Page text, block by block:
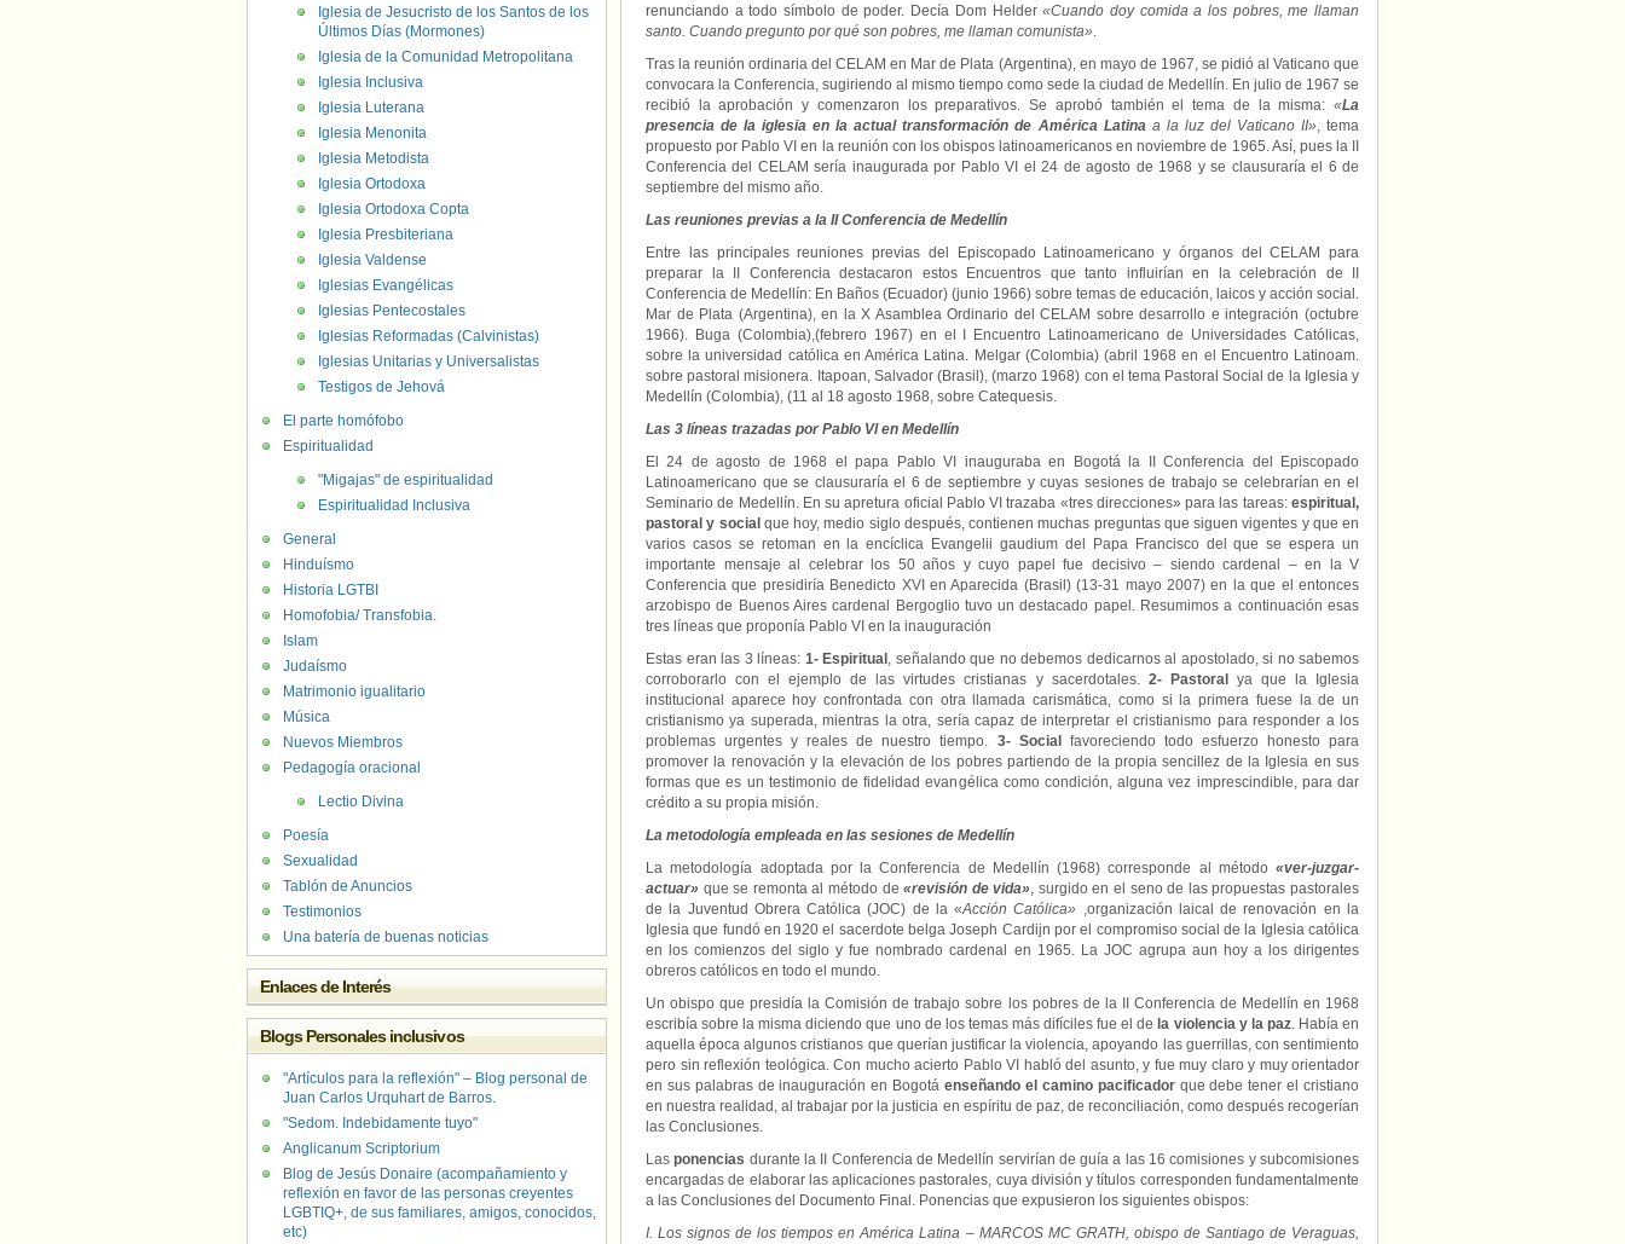
renunciando a todo símbolo de poder. Decía Dom Helder«Cuando doy comida a los pobres, me llaman
santo. Cuando pregunto por qué son pobres, me llaman comunista».
Tras la reunión ordinaria del CELAM en Mar de Plata (Argentina), en mayo de 1967, se pidió al Vaticano que
convocara la Conferencia, sugiriendo al mismo tiempo como sede la ciudad de Medellín. En julio de 1967 se
recibió la aprobación y comenzaron los preparativos. Se aprobó también el tema de la misma: «La
presencia de la iglesia en la actual transformación de América Latinaa la luz del Vaticano II», tema
propuesto por Pablo VI en la reunión con los obispos latinoamericanos en noviembre de 1965. Así, pues la II
Conferencia del CELAM sería inaugurada por Pablo VI el 24 de agosto de 1968 y se clausuraría el 6 de
septiembre del mismo año.
Las reuniones previas a la II Conferencia de Medellín
Entre las principales reuniones previas del Episcopado Latinoamericano y órganos del CELAM para
preparar la II Conferencia destacaron estos Encuentros que tanto influirían en la celebración de II
Conferencia de Medellín: En Baños (Ecuador) (junio 1966) sobre temas de educación, laicos y acción social.
Mar de Plata (Argentina), en la X Asamblea Ordinario del CELAM sobre desarrollo e integración (octubre
1966). Buga (Colombia),(febrero 1967) en el I Encuentro Latinoamericano de Universidades Católicas,
sobre la universidad católica en América Latina. Melgar (Colombia) (abril 1968 en el Encuentro Latinoam.
sobre pastoral misionera. Itapoan, Salvador (Brasil), (marzo 1968) con el tema Pastoral Social de la Iglesia y
Medellín (Colombia), (11 al 18 agosto 1968, sobre Catequesis.
Las 3 líneas trazadas por Pablo VI en Medellín
El 24 de agosto de 1968 el papa Pablo VI inauguraba en Bogotá la II Conferencia del Episcopado
Latinoamericano que se clausuraría el 6 de septiembre y cuyas sesiones de trabajo se celebrarían en el
Seminario de Medellín. En su apretura oficial Pablo VI trazaba «tres direcciones» para las tareas: espiritual,
pastoral y social que hoy, medio siglo después, contienen muchas preguntas que siguen vigentes y que en
varios casos se retoman en la encíclica Evangelii gaudium del Papa Francisco del que se espera un
importante mensaje al celebrar los 50 años y cuyo papel fue decisivo – siendo cardenal – en la V
Conferencia que presidiría Benedicto XVI en Aparecida (Brasil) (13-31 mayo 2007) en la que el entonces
arzobispo de Buenos Aires cardenal Bergoglio tuvo un destacado papel. Resumimos a continuación esas
tres líneas que proponía Pablo VI en la inauguración
Estas eran las 3 líneas: 1- Espiritual , señalando que no debemos dedicarnos al apostolado, si no sabemos
corroborarlo con el ejemplo de las virtudes cristianas y sacerdotales. 2- Pastoral
ya que la Iglesia
institucional aparece hoy confrontada con otra llamada carismática, como si la primera fuese la de un
cristianismo ya superada, mientras la otra, sería capaz de interpretar el cristianismo para responder a los
problemas urgentes y reales de nuestro tiempo. 3- Social
favoreciendo todo esfuerzo honesto para
promover la renovación y la elevación de los pobres partiendo de la propia sencillez de la Iglesia en sus
formas que es un testimonio de fidelidad evangélica como condición, alguna vez imprescindible, para dar
crédito a su propia misión.
La metodología empleada en las sesiones de Medellín
La metodología adoptada por la Conferencia de Medellín (1968) corresponde al método «ver-juzgar-
actuar» que se remonta al método de«revisión de vida», surgido en el seno de las propuestas pastorales
de la Juventud Obrera Católica (JOC) de la «Acción Católica» ,organización laical de renovación en la
Iglesia que fundó en 1920 el sacerdote belga Joseph Cardijn por el compromiso social de la Iglesia católica
en los comienzos del siglo y fue nombrado cardenal en 1965. La JOC agrupa aun hoy a los dirigentes
obreros católicos en todo el mundo.
Un obispo que presidía la Comisión de trabajo sobre los pobres de la II Conferencia de Medellín en 1968
escribía sobre la misma diciendo que uno de los temas más difíciles fue el de la violencia y la paz. Había en
aquella época algunos cristianos que querían justificar la violencia, apoyando las guerrillas, con sentimiento
pero sin reflexión teológica. Con mucho acierto Pablo VI habló del asunto, y fue muy claro y muy orientador
en sus palabras de inauguración en Bogotáenseñando el camino pacificadorque debe tener el cristiano
en nuestra realidad, al trabajar por la justicia en espíritu de paz, de reconciliación, como después recogerían
las Conclusiones.
Lasponencias durante la II Conferencia de Medellín servirían de guía a las 16 comisiones y subcomisiones
encargadas de elaborar las aplicaciones pastorales, cuya división y títulos corresponden fundamentalmente
a las Conclusiones del Documento Final. Ponencias que expusieron los siguientes obispos:
I. Los signos de los tiempos en América Latina – MARCOS MC GRATH, obispo de Santiago de Veraguas,
Iglesia de Jesucristo de los Santos de los
Últimos Días (Mormones)
Iglesia de la Comunidad Metropolitana
Iglesia Inclusiva
Iglesia Luterana
Iglesia Menonita
Iglesia Metodista
Iglesia Ortodoxa
Iglesia Ortodoxa Copta
Iglesia Presbiteriana
Iglesia Valdense
Iglesias Evangélicas
Iglesias Pentecostales
Iglesias Reformadas (Calvinistas)
Iglesias Unitarias y Universalistas
Testigos de Jehová
El parte homófobo
Espiritualidad
"Migajas" de espiritualidad
Espiritualidad Inclusiva
General
Hinduísmo
Historia LGTBI
Homofobia/ Transfobia.
Islam
Judaísmo
Matrimonio igualitario
Música
Nuevos Miembros
Pedagogía oracional
Lectio Divina
Poesía
Sexualidad
Tablón de Anuncios
Testimonios
Una batería de buenas noticias
Enlaces de Interés
Blogs Personales inclusivos
"Artículos para la reflexión" – Blog personal de
Juan Carlos Urquhart de Barros.
"Sedom. Indebidamente tuyo"
Anglicanum Scriptorium
Blog de Jesús Donaire (acompañamiento y
reflexión en favor de las personas creyentes
LGBTIQ+, de sus familiares, amigos, conocidos,
etc)